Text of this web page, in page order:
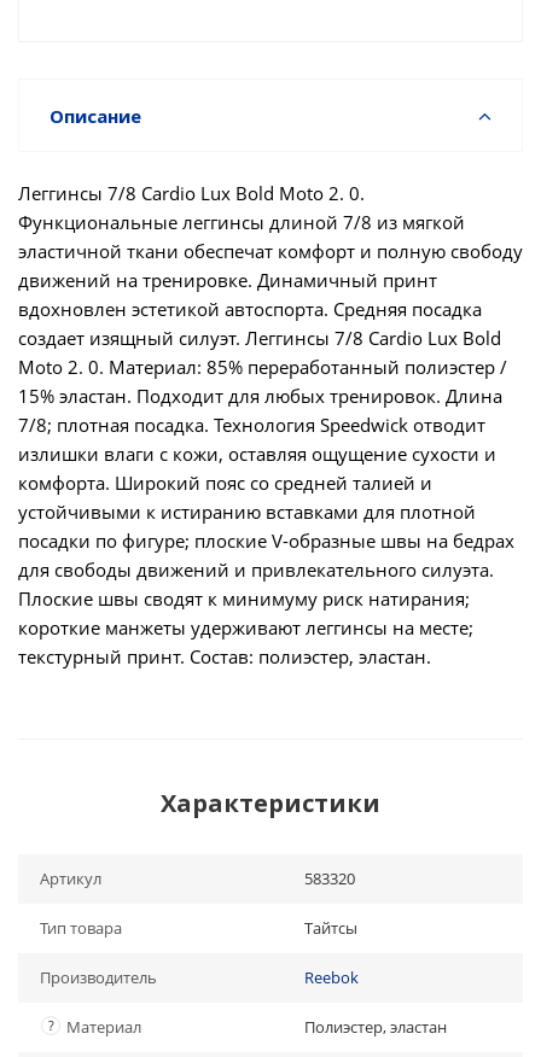
Описание
Леггинсы 7/8 Cardio Lux Bold Moto 2. 0.
Функциональные леггинсы длиной 7/8 из мягкой
эластичной ткани обеспечат комфорт и полную свободу
движений на тренировке. Динамичный принт
вдохновлен эстетикой автоспорта. Средняя посадка
создает изящный силуэт. Леггинсы 7/8 Cardio Lux Bold
Moto 2. 0. Материал: 85% переработанный полиэстер /
15% эластан. Подходит для любых тренировок. Длина
7/8; плотная посадка. Технология Speedwick отводит
излишки влаги с кожи, оставляя ощущение сухости и
комфорта. Широкий пояс со средней талией и
устойчивыми к истиранию вставками для плотной
посадки по фигуре; плоские V-образные швы на бедрах
для свободы движений и привлекательного силуэта.
Плоские швы сводят к минимуму риск натирания;
короткие манжеты удерживают леггинсы на месте;
текстурный принт. Состав: полиэстер, эластан.
Характеристики
Артикул 583320
Тип товара Тайтсы
Производитель Reebok
? Материал Полиэстер, эластан